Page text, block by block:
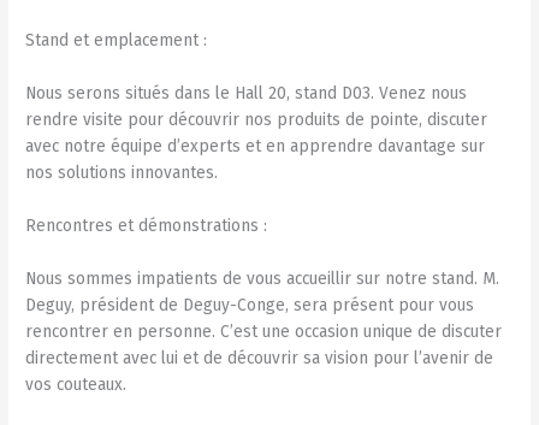
Stand et emplacement :
Nous serons situés dans le Hall 20, stand D03. Venez nous
rendre visite pour découvrir nos produits de pointe, discuter
avec notre équipe d’experts et en apprendre davantage sur
nos solutions innovantes.
Rencontres et démonstrations :
Nous sommes impatients de vous accueillir sur notre stand. M.
Deguy, président de Deguy-Conge, sera présent pour vous
rencontrer en personne. C’est une occasion unique de discuter
directement avec lui et de découvrir sa vision pour l’avenir de
vos couteaux.